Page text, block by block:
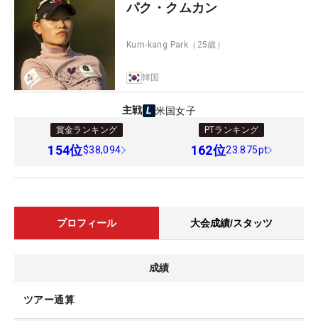
パク・クムカン
Kum-kang Park （25歳）
韓国
主戦 米国女子
賞金ランキング
154位$38,094
PTランキング
162位23.875pt
プロフィール 大会成績/スタッツ
成績
ツアー通算